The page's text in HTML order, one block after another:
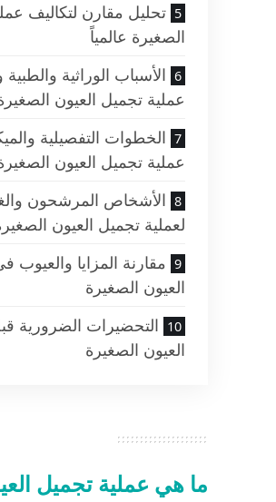
تحليل مقارن لتكاليف
الصغيرة عالمياً
الأسباب الوراثية والطبية
عملية تجميل العيون
الخطوات التفصيلية
عملية تجميل العيون
الأشخاص المرشحون
لعملية تجميل العيون
مقارنة المزايا والعيوب
العيون الصغيرة
التحضيرات الضرورية
العيون الصغيرة
ما هي عملية تجميل